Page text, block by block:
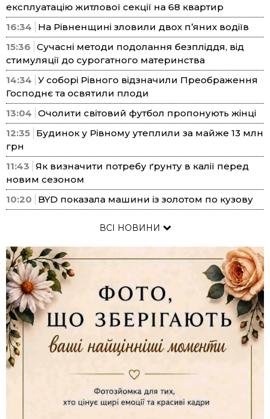
експлуатацію житлової секції на 68 квартир
16:34
На Рівненщині зловили двох п’яних водіїв
15:36 Сучасні методи подолання безпліддя, від
стимуляції до сурогатного материнства
14:34 У соборі Рівного відзначили Преображення
Господнє та освятили плоди
13:04 Очолити світовий футбол пропонують жінці
12:35 Будинок у Рівному утеплили за майже 13 млн
грн
11:43 Як визначити потребу ґрунту в калії перед
новим сезоном
10:20
BYD показала машини із золотом по кузову
ВСІ НОВИНИ